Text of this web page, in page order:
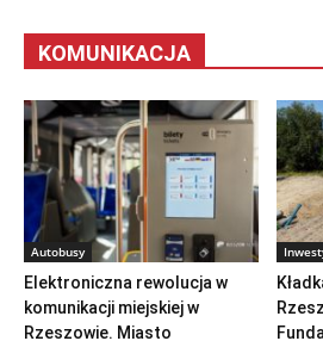
KOMUNIKACJA
Autobusy
Elektroniczna rewolucja w
komunikacji miejskiej w
Rzeszowie. Miasto